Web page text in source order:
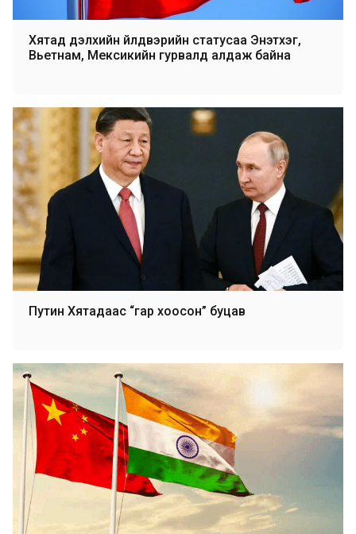
Хятад дэлхийн үйлдвэрийн статусаа Энэтхэг,
Вьетнам, Мексикийн гурвалд алдаж байна
Путин Хятадаас “гар хоосон” буцав